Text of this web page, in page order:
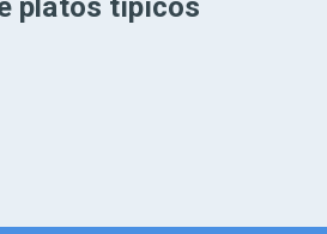
platos típicos